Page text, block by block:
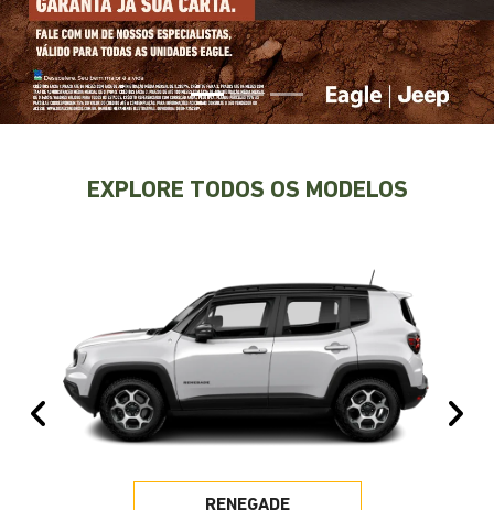
EXPLORE TODOS OS MODELOS
RENEGADE
Anterior